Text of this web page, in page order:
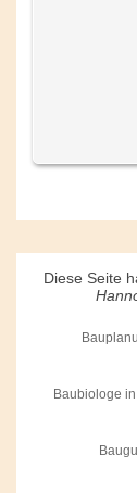
Diese Seite
Baubiologe